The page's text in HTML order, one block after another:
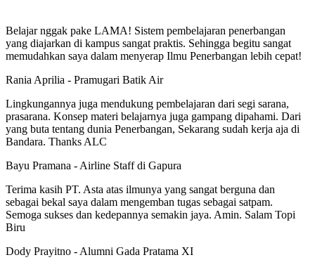
Belajar nggak pake LAMA! Sistem pembelajaran penerbangan
yang diajarkan di kampus sangat praktis. Sehingga begitu sangat
memudahkan saya dalam menyerap Ilmu Penerbangan lebih cepat!
Rania Aprilia - Pramugari Batik Air
Lingkungannya juga mendukung pembelajaran dari segi sarana,
prasarana. Konsep materi belajarnya juga gampang dipahami. Dari
yang buta tentang dunia Penerbangan, Sekarang sudah kerja aja di
Bandara. Thanks ALC
Bayu Pramana - Airline Staff di Gapura
Terima kasih PT. Asta atas ilmunya yang sangat berguna dan
sebagai bekal saya dalam mengemban tugas sebagai satpam.
Semoga sukses dan kedepannya semakin jaya. Amin. Salam Topi
Biru
Dody Prayitno - Alumni Gada Pratama XI